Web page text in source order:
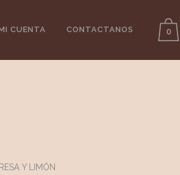
0
CUENTA CONTACTANOS
Y LIMÓN